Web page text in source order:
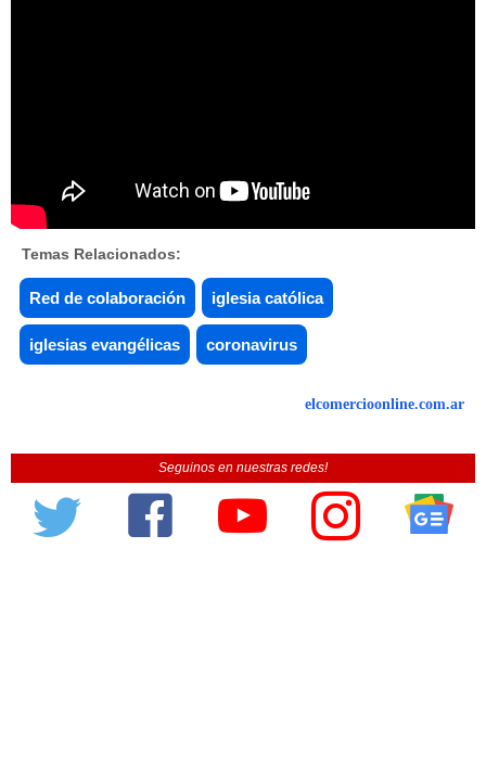
Temas Relacionados:
Red de colaboración iglesia católica
iglesias evangélicas coronavirus
elcomercioonline.com.ar
Seguinos en nuestras redes!